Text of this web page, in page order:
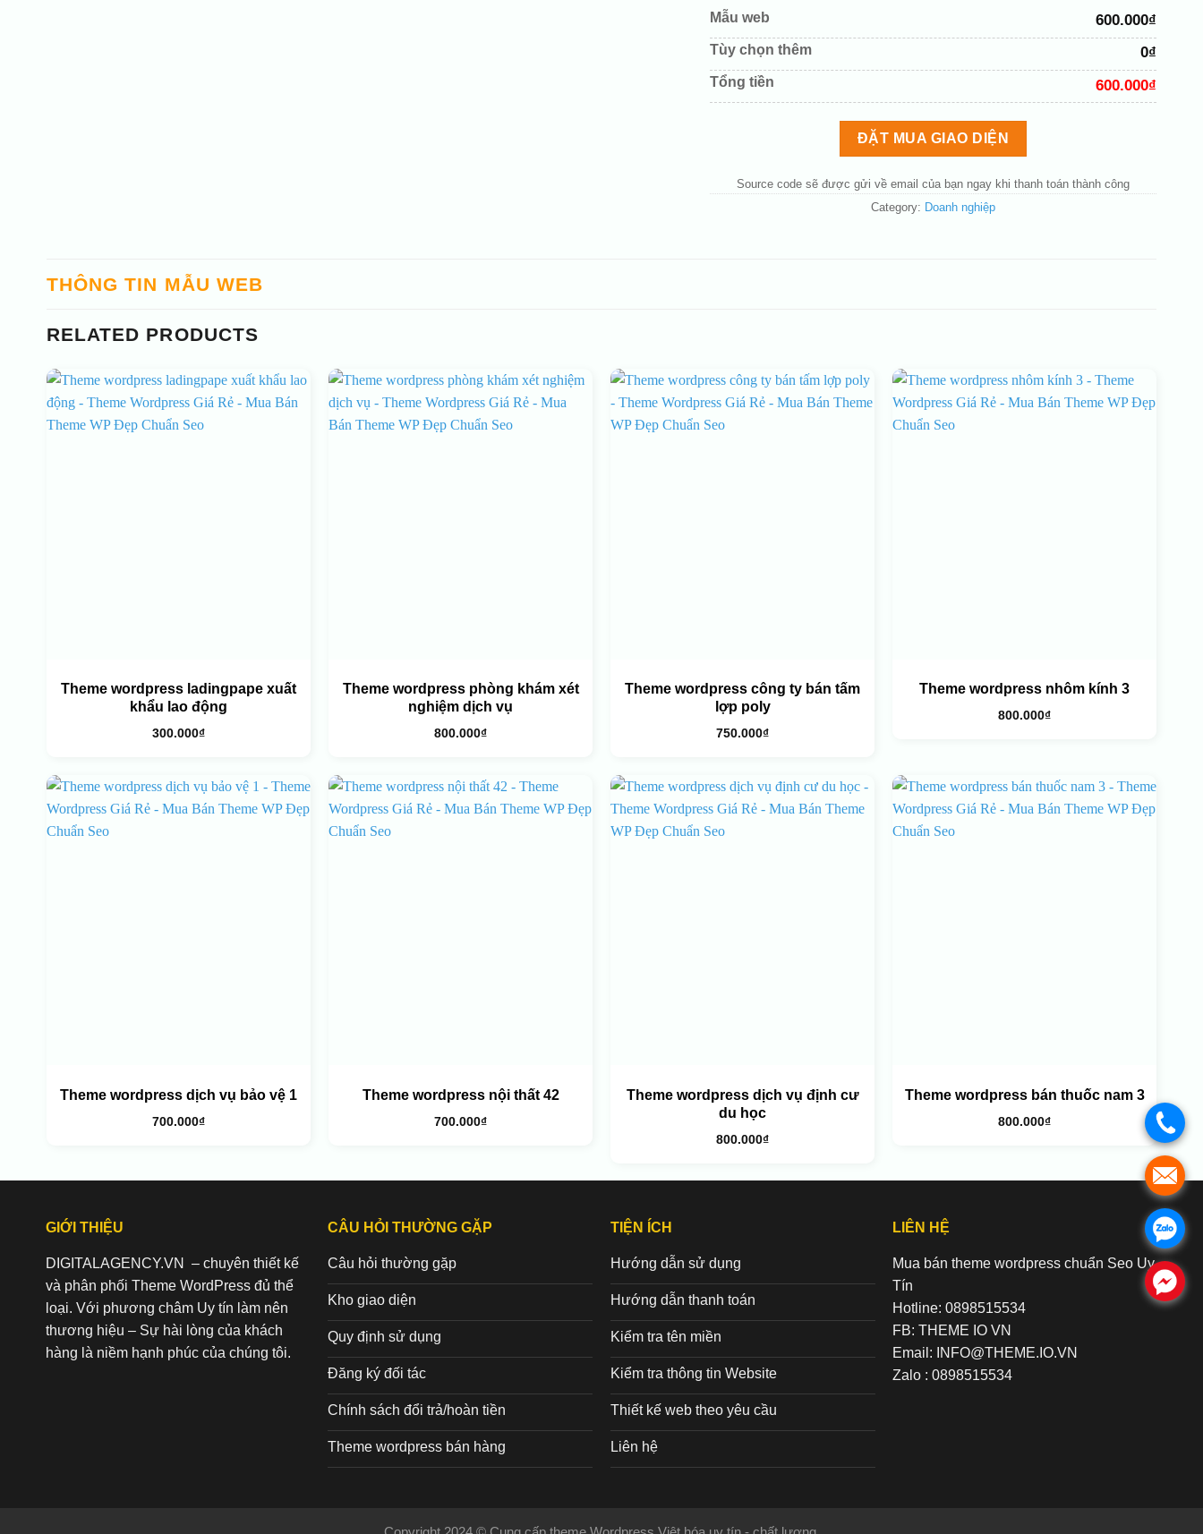
Thay logo + thông tin doanh nghiệp
Đổi màu chủ đạo theo tông của logo(+200.000₫)
Sửa danh mục và sắp xếp lại đề mục menu cho chuẩn
Thay đổi bố cục trang chủ (đơn giản)
Mẫu web 600.000₫
Tùy chọn thêm 0₫
Tổng tiền 600.000₫
ĐẶT MUA GIAO DIỆN
Source code sẽ được gửi về email của bạn ngay khi thanh toán thành công
Category: Doanh nghiệp
THÔNG TIN MẪU WEB
RELATED PRODUCTS
Theme wordpress ladingpape xuất
khẩu lao động
300.000₫
Theme wordpress phòng khám xét
nghiệm dịch vụ
800.000₫
Theme wordpress công ty bán tấm
lợp poly
750.000₫
Theme wordpress nhôm kính 3
800.000₫
Theme wordpress dịch vụ bảo vệ 1
700.000₫
Theme wordpress nội thất 42
700.000₫
Theme wordpress dịch vụ định cư
du học
800.000₫
Theme wordpress bán thuốc nam 3
800.000₫
GIỚI THIỆU
DIGITALAGENCY.VN – chuyên thiết kế
và phân phối Theme WordPress đủ thể
loại. Với phương châm Uy tín làm nên
thương hiệu – Sự hài lòng của khách
hàng là niềm hạnh phúc của chúng tôi.
CÂU HỎI THƯỜNG GẶP
Câu hỏi thường gặp
Kho giao diện
Quy định sử dụng
Đăng ký đối tác
Chính sách đổi trả/hoàn tiền
Theme wordpress bán hàng
TIỆN ÍCH
Hướng dẫn sử dụng
Hướng dẫn thanh toán
Kiểm tra tên miền
Kiểm tra thông tin Website
Thiết kế web theo yêu cầu
Liên hệ
LIÊN HỆ
Mua bán theme wordpress chuẩn Seo Uy
Tín
Hotline: 0898515534
FB: THEME IO VN
Email: INFO@THEME.IO.VN
Zalo : 0898515534
.
.
.
.